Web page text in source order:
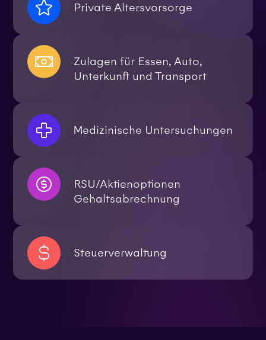
Private Altersvorsorge
Zulagen für Essen, Auto,
Unterkunft und Transport
Medizinische Untersuchungen
RSU/Aktienoptionen
Gehaltsabrechnung
Steuerverwaltung